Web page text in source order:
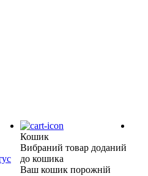
Кошик
Вибраний товар доданий
до кошика
Ваш кошик порожній